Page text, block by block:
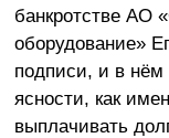
банкротстве АО
оборудование»
подписи, и в нём
ясности, как
выплачивать